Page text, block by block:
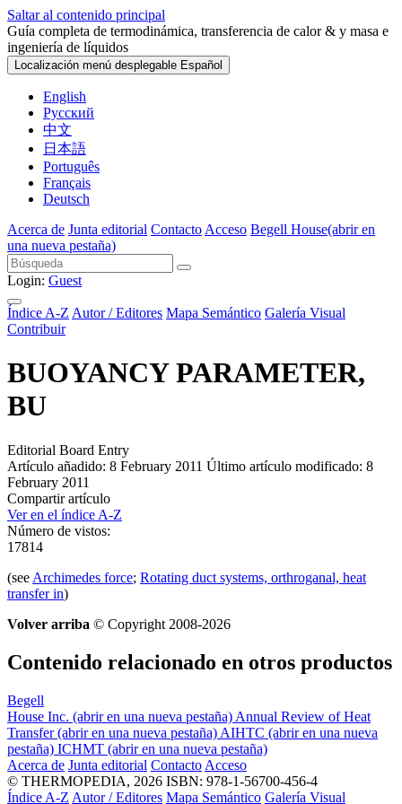
Saltar al contenido principal
Guía completa de termodinámica, transferencia de calor & y masa e
ingeniería de líquidos
Localización menú desplegable Español
English
Русский
中文
日本語
Português
Français
Deutsch
Acerca de Junta editorial Contacto Acceso Begell House(abrir en
una nueva pestaña)
Login: Guest
Índice A-Z Autor / Editores Mapa Semántico Galería Visual
Contribuir
BUOYANCY PARAMETER,
BU
Editorial Board Entry
Artículo añadido: 8 February 2011 Último artículo modificado: 8
February 2011
Compartir artículo
Ver en el índice A-Z
Número de vistos:
17814
(see Archimedes force; Rotating duct systems, orthroganal, heat
transfer in)
Volver arriba © Copyright 2008-2026
Contenido relacionado en otros productos
Begell
House Inc. (abrir en una nueva pestaña) Annual Review of Heat
Transfer (abrir en una nueva pestaña) AIHTC (abrir en una nueva
pestaña) ICHMT (abrir en una nueva pestaña)
Acerca de Junta editorial Contacto Acceso
© THERMOPEDIA, 2026 ISBN: 978-1-56700-456-4
Índice A-Z Autor / Editores Mapa Semántico Galería Visual